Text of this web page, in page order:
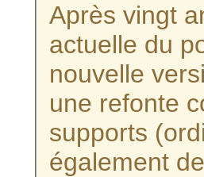
Après vingt
actuelle du
nouvelle
une refonte
supports
également